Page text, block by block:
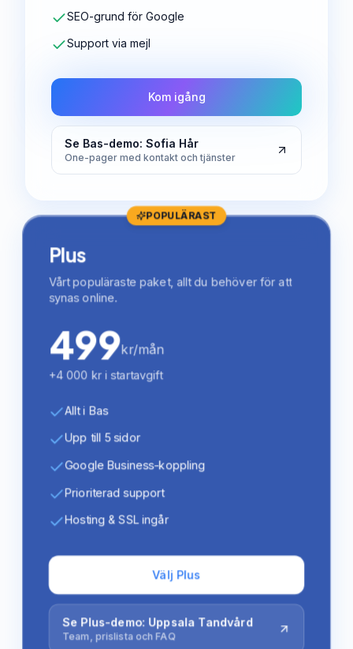
SEO-grund för Google
Support via mejl
Kom igång
Se Bas-demo: Sofia Hår
One-pager med kontakt och tjänster
POPULÄRAST
Plus
Vårt populäraste paket, allt du behöver för att
synas online.
499kr/mån
+4 000 kr i startavgift
Allt i Bas
Upp till 5 sidor
Google Business-koppling
Prioriterad support
Hosting & SSL ingår
Välj Plus
Se Plus-demo: Uppsala Tandvård
Team, prislista och FAQ